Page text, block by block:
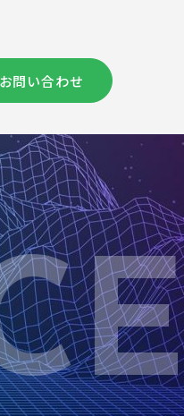
お問い合わせ